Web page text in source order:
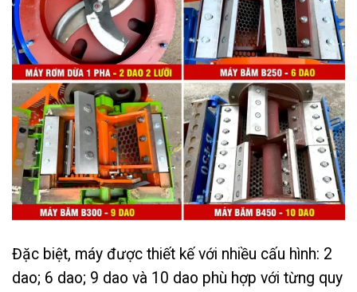
Đặc biệt, máy được thiết kế với nhiều cấu hình: 2
dao; 6 dao; 9 dao và 10 dao phù hợp với từng quy